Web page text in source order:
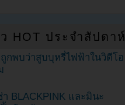
HOT ประจำสัปดาห์
กพบว่าสูบบุหรี่ไฟฟ้าในวิดีโอ
BLACKPINK และมินะ